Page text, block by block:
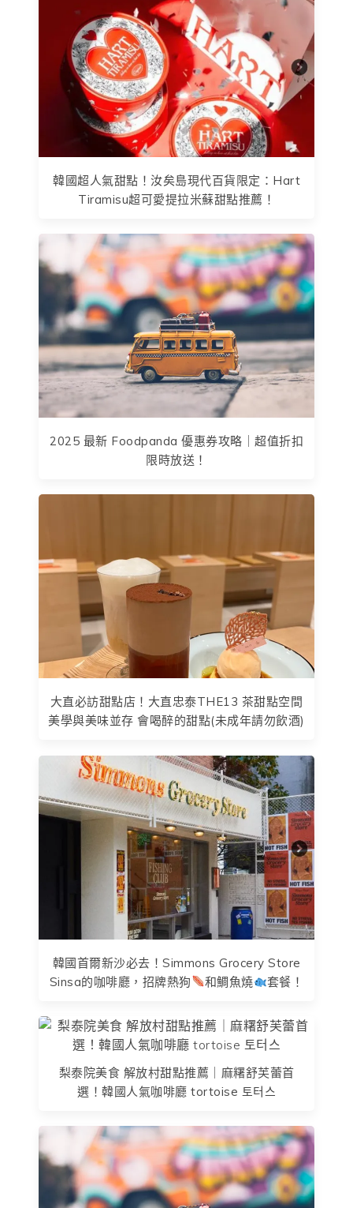
韓國超人氣甜點！汝矣島現代百貨限定：Hart
Tiramisu超可愛提拉米蘇甜點推薦！
2025 最新 Foodpanda 優惠券攻略｜超值折扣
限時放送！
大直必訪甜點店！大直忠泰THE13 茶甜點空間
美學與美味並存 會喝醉的甜點(未成年請勿飲酒)
韓國首爾新沙必去！Simmons Grocery Store
Sinsa的咖啡廳，招牌熱狗
和鯛魚燒 套餐！
梨泰院美食 解放村甜點推薦｜麻糬舒芙蕾首
選！韓國人氣咖啡廳 tortoise 토터스